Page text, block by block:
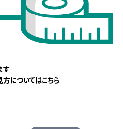
す
についてはこちら